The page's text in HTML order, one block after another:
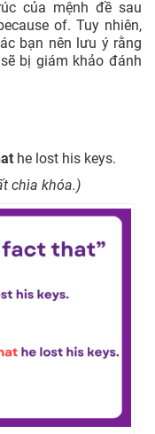
của mệnh đề sau
of. Tuy nhiên,
bạn nên lưu ý rằng
bị giám khảo đánh
he lost his keys.
chìa khóa.)